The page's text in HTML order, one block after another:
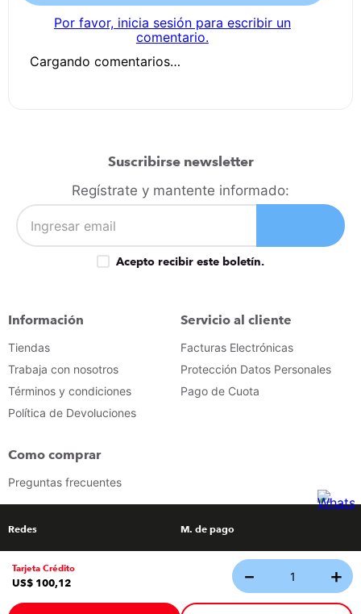
Tarjeta Crédito
US$ 100,12 ＋
－
Por favor, inicia sesión para escribir un
comentario.
Cargando comentarios…
Suscribirse newsletter
Regístrate y mantente informado:
Acepto recibir este boletín.
Información
Tiendas
Trabaja con nosotros
Términos y condiciones
Política de Devoluciones
Servicio al cliente
Facturas Electrónicas
Protección Datos Personales
Pago de Cuota
Como comprar
Preguntas frecuentes
Redes M. de pago